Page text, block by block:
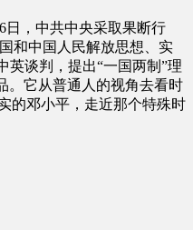
日，中共中央采取果断行
和中国人民解放思想、实
英谈判，提出“一国两制”理
。它从普通人的视角去看时
的邓小平，走近那个特殊时